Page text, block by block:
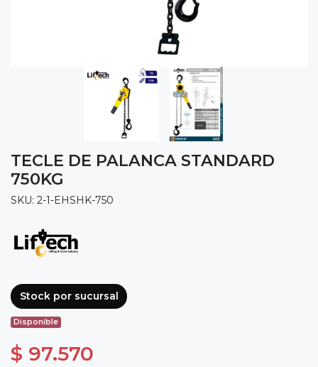
TECLE DE PALANCA STANDARD
750KG
SKU: 2-1-EHSHK-750
Stock por sucursal
Disponible
$ 97.570